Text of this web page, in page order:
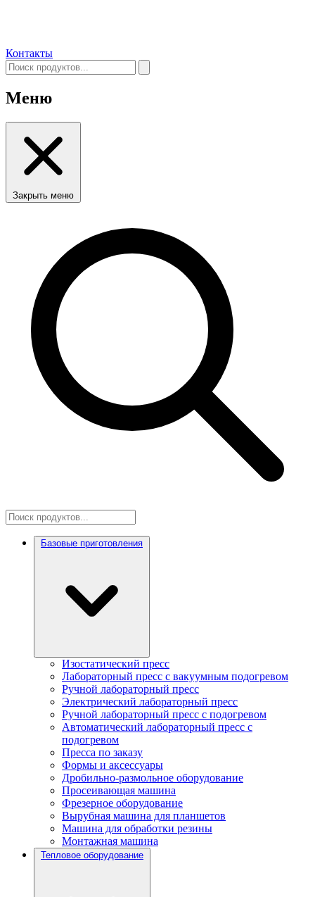
Контакты
Меню
Закрыть меню
Базовые приготовления
Изостатический пресс
Лабораторный пресс с вакуумным подогревом
Ручной лабораторный пресс
Электрический лабораторный пресс
Ручной лабораторный пресс с подогревом
Автоматический лабораторный пресс с
подогревом
Пресса по заказу
Формы и аксессуары
Дробильно-размольное оборудование
Просеивающая машина
Фрезерное оборудование
Вырубная машина для планшетов
Машина для обработки резины
Монтажная машина
Тепловое оборудование